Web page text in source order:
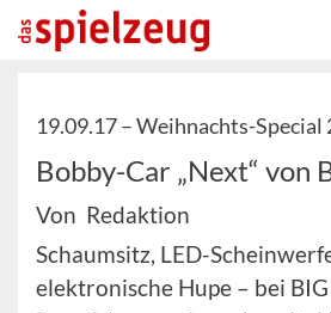
19.09.17 –Weihnachts-Special
Bobby-Car „Next“ von
Von Redaktion
Schaumsitz, LED-
elektronische Hupe – bei